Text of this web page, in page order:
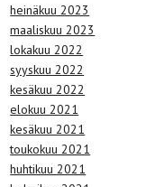
heinäkuu 2023
maaliskuu 2023
lokakuu 2022
syyskuu 2022
kesäkuu 2022
elokuu 2021
kesäkuu 2021
toukokuu 2021
huhtikuu 2021